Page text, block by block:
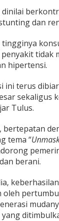
dinilai
dan
tingginya
tidak
hipertensi.
ini terus
sekaligus
Tulus.
bertepatan
tema “
berani.